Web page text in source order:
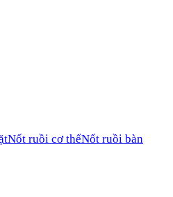
Nốt ruồi cơ thểNốt ruồi bàn